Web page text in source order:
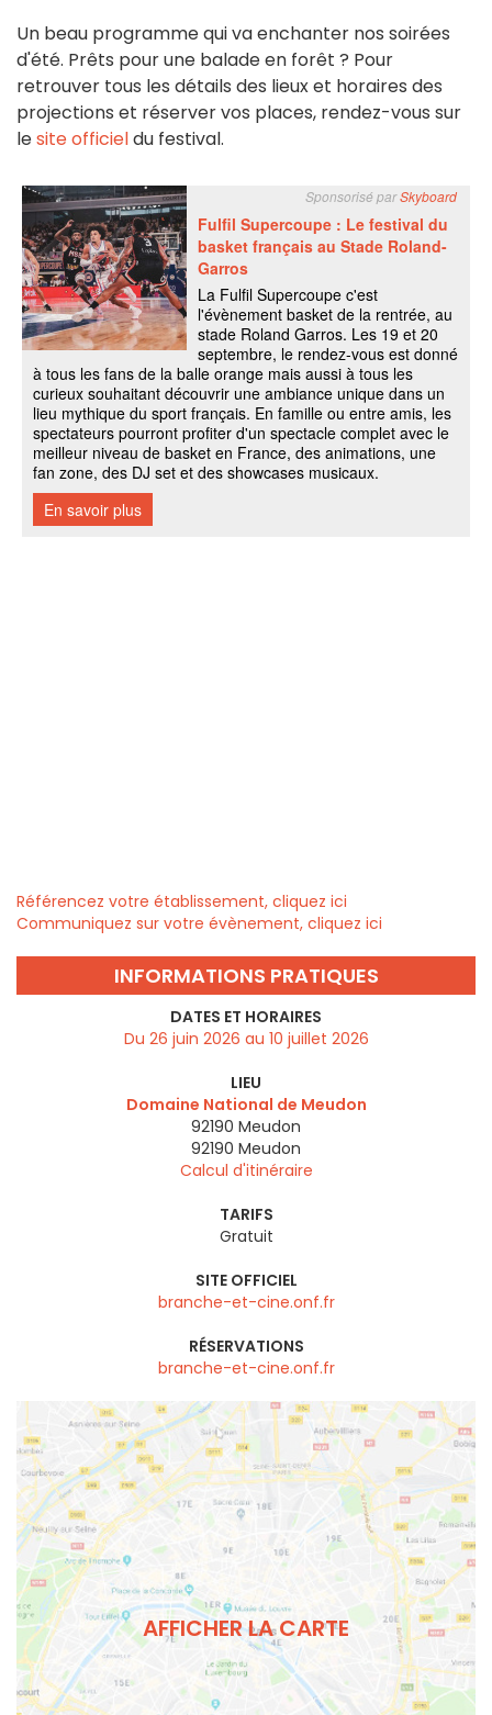
Un beau programme qui va enchanter nos soirées
d'été. Prêts pour une balade en forêt ? Pour
retrouver tous les détails des lieux et horaires des
projections et réserver vos places, rendez-vous sur
lesite officieldu festival.
Référencez votre établissement, cliquez ici
Communiquez sur votre évènement, cliquez ici
INFORMATIONS PRATIQUES
DATES ET HORAIRES
Du 26 juin 2026 au 10 juillet 2026
LIEU
Domaine National de Meudon
92190 Meudon
92190 Meudon
Calcul d'itinéraire
TARIFS
Gratuit
SITE OFFICIEL
branche-et-cine.onf.fr
RÉSERVATIONS
branche-et-cine.onf.fr
AFFICHER LA CARTE